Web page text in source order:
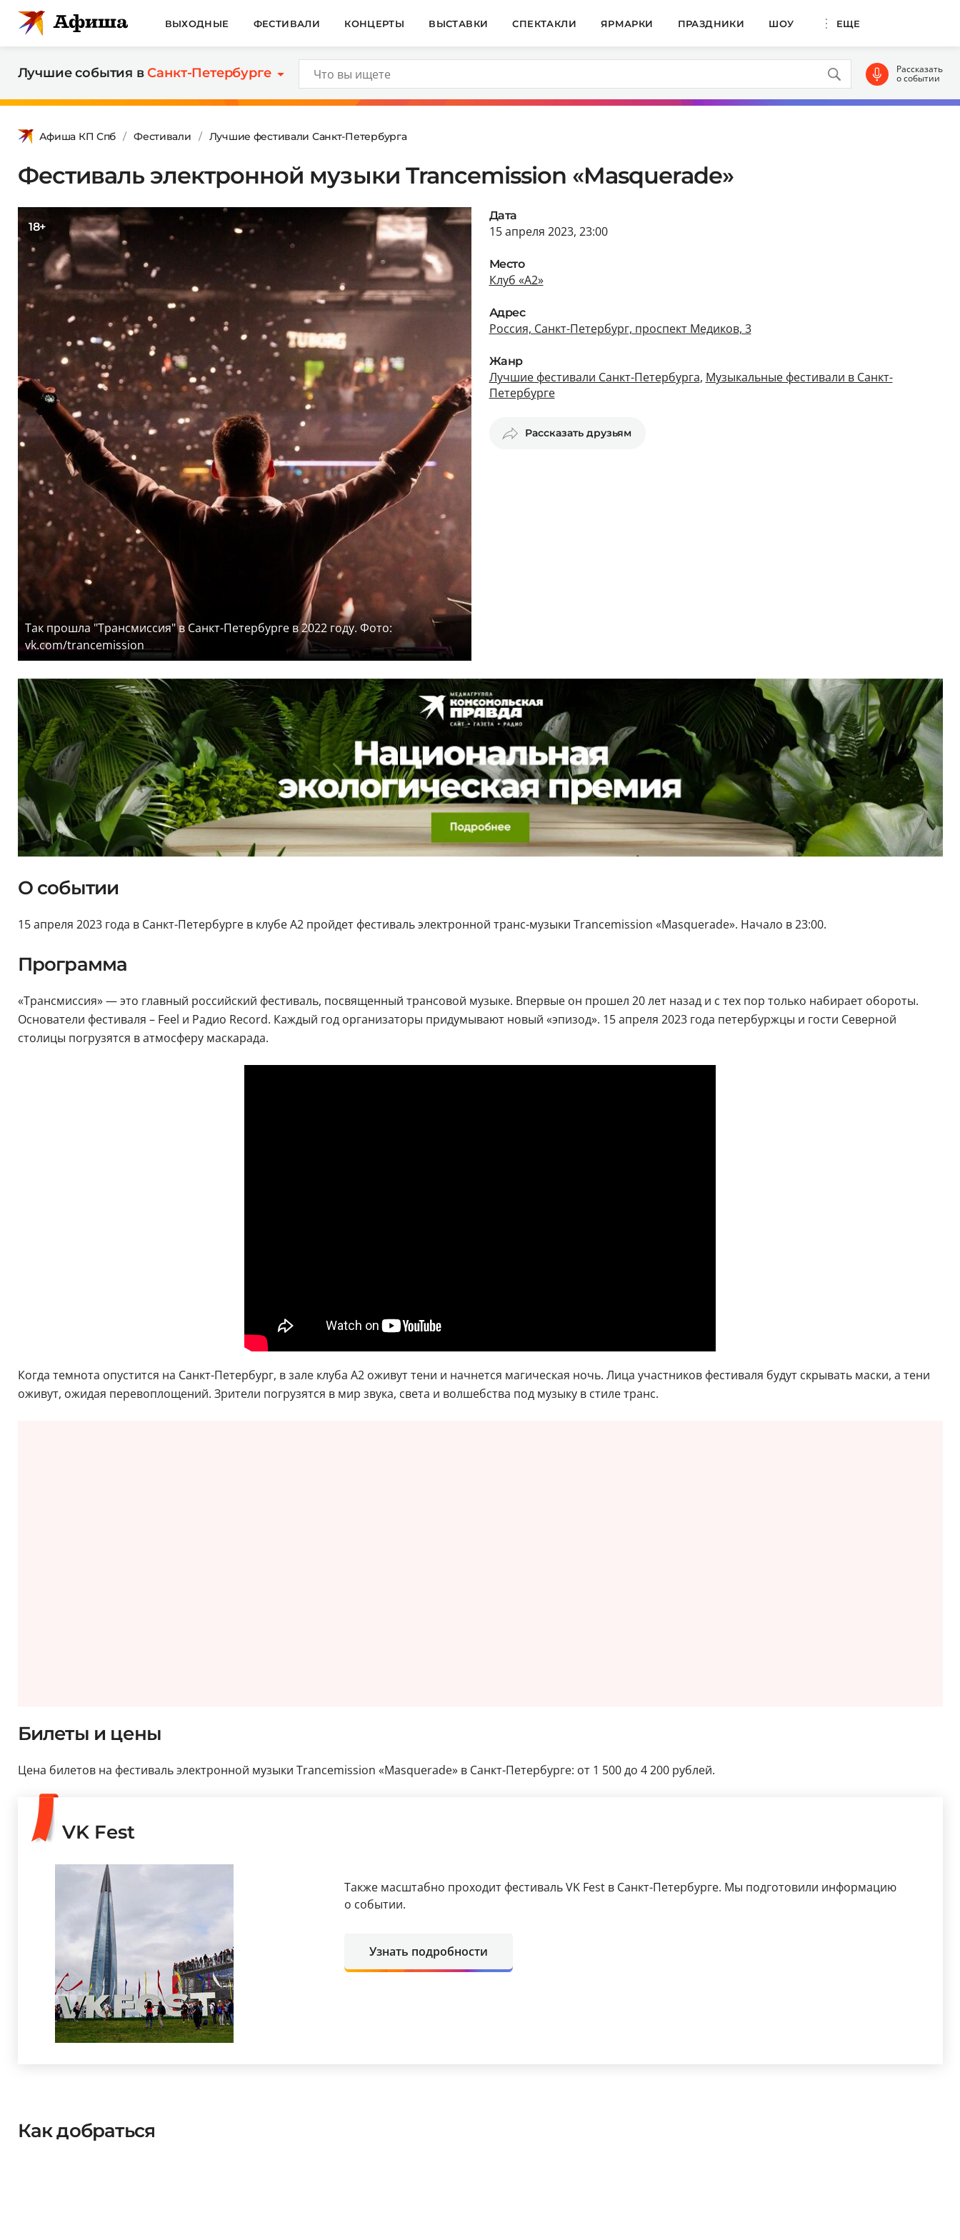
ВЫХОДНЫЕ ФЕСТИВАЛИ КОНЦЕРТЫ ВЫСТАВКИ СПЕКТАКЛИ ЯРМАРКИ ПРАЗДНИКИ ШОУ ЕЩЕ
Лучшие события вСанкт-Петербурге Рассказать
о событии
Афиша КП Спб Фестивали Лучшие фестивали Санкт-Петербурга
Фестиваль электронной музыки Trancemission «Masquerade»
18+
Так прошла "Трансмиссия" в Санкт-Петербурге в 2022 году. Фото:
vk.com/trancemission
Дата
15 апреля 2023, 23:00
Место
Клуб «А2»
Адрес
Россия, Санкт-Петербург, проспект Медиков, 3
Жанр
Лучшие фестивали Санкт-Петербурга, Музыкальные фестивали в Санкт-
Петербурге
Рассказать друзьям
О событии
15 апреля 2023 года в Санкт-Петербурге в клубе А2 пройдет фестиваль электронной транс-музыки Trancemission «Masquerade». Начало в 23:00.
Программа
«Трансмиссия» — это главный российский фестиваль, посвященный трансовой музыке. Впервые он прошел 20 лет назад и с тех пор только набирает обороты.
Основатели фестиваля – Feel и Радио Record. Каждый год организаторы придумывают новый «эпизод». 15 апреля 2023 года петербуржцы и гости Северной
столицы погрузятся в атмосферу маскарада.
Когда темнота опустится на Санкт-Петербург, в зале клуба А2 оживут тени и начнется магическая ночь. Лица участников фестиваля будут скрывать маски, а тени
оживут, ожидая перевоплощений. Зрители погрузятся в мир звука, света и волшебства под музыку в стиле транс.
Билеты и цены
Цена билетов на фестиваль электронной музыки Trancemission «Masquerade» в Санкт-Петербурге: от 1 500 до 4 200 рублей.
VK Fest
Также масштабно проходит фестиваль VK Fest в Санкт-Петербурге. Мы подготовили информацию
о событии.
Узнать подробности
Как добраться